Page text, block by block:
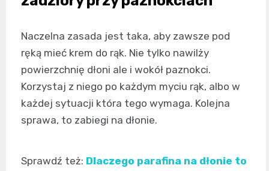
Naczelna zasada jest taka, aby zawsze pod
ręką mieć krem do rąk. Nie tylko nawilży
powierzchnię dłoni ale i wokół paznokci.
Korzystaj z niego po każdym myciu rąk, albo w
każdej sytuacji która tego wymaga. Kolejna
sprawa, to zabiegi na dłonie.
Sprawdź też: Dlaczego parafina na dłonie to